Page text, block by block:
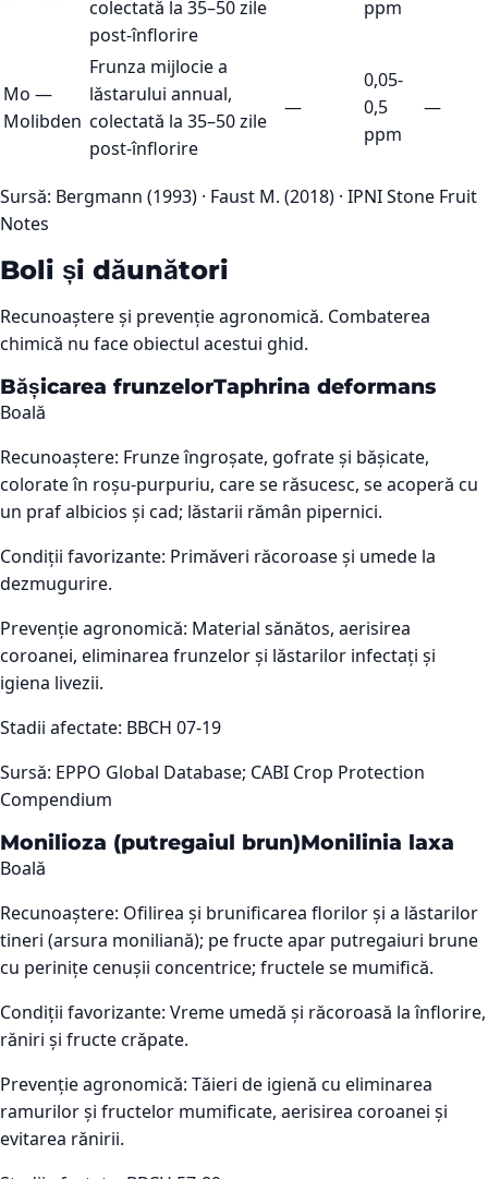
colectată la 35–50 zile
post-înflorire
ppm
Mo —
Molibden
Frunza mijlocie a
lăstarului annual,
colectată la 35–50 zile
post-înflorire
—
0,05-
0,5
ppm
—
Sursă: Bergmann (1993) · Faust M. (2018) · IPNI Stone Fruit
Notes
Boli și dăunători
Recunoaștere și prevenție agronomică. Combaterea
chimică nu face obiectul acestui ghid.
Bășicarea frunzelorTaphrina deformans
Boală
Recunoaștere: Frunze îngroșate, gofrate și bășicate,
colorate în roșu-purpuriu, care se răsucesc, se acoperă cu
un praf albicios și cad; lăstarii rămân pipernici.
Condiții favorizante: Primăveri răcoroase și umede la
dezmugurire.
Prevenție agronomică: Material sănătos, aerisirea
coroanei, eliminarea frunzelor și lăstarilor infectați și
igiena livezii.
Stadii afectate: BBCH 07-19
Sursă: EPPO Global Database; CABI Crop Protection
Compendium
Monilioza (putregaiul brun)Monilinia laxa
Boală
Recunoaștere: Ofilirea și brunificarea florilor și a lăstarilor
tineri (arsura moniliană); pe fructe apar putregaiuri brune
cu perinițe cenușii concentrice; fructele se mumifică.
Condiții favorizante: Vreme umedă și răcoroasă la înflorire,
răniri și fructe crăpate.
Prevenție agronomică: Tăieri de igienă cu eliminarea
ramurilor și fructelor mumificate, aerisirea coroanei și
evitarea rănirii.